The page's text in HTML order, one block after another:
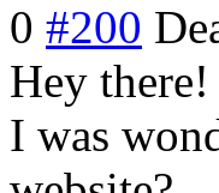
0 #200
Hey
I was